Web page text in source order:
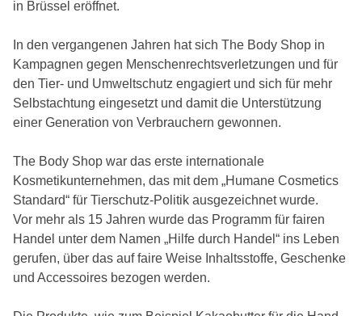
in Brüssel eröffnet.
In den vergangenen Jahren hat sich The Body Shop in
Kampagnen gegen Menschenrechtsverletzungen und für
den Tier- und Umweltschutz engagiert und sich für mehr
Selbstachtung eingesetzt und damit die Unterstützung
einer Generation von Verbrauchern gewonnen.
The Body Shop war das erste internationale
Kosmetikunternehmen, das mit dem „Humane Cosmetics
Standard“ für Tierschutz-Politik ausgezeichnet wurde.
Vor mehr als 15 Jahren wurde das Programm für fairen
Handel unter dem Namen „Hilfe durch Handel“ ins Leben
gerufen, über das auf faire Weise Inhaltsstoffe, Geschenke
und Accessoires bezogen werden.